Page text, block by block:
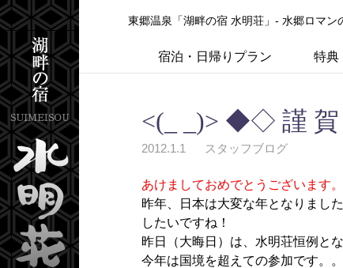
東郷温泉「湖畔の宿 水明荘」- 水郷ロマン
宿泊・日帰りプラン 特典
<(_ _)> ◆◇ 謹
2012.1.1 スタッフブログ
あけましておめでとうございます。
昨年、日本は大変な年となりまし
したいですね！
昨日（大晦日）は、水明荘恒例と
今年は国境を超えての参加です。。